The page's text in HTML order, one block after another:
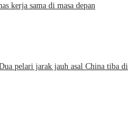
kerja sama di masa depan
pelari jarak jauh asal China tiba di